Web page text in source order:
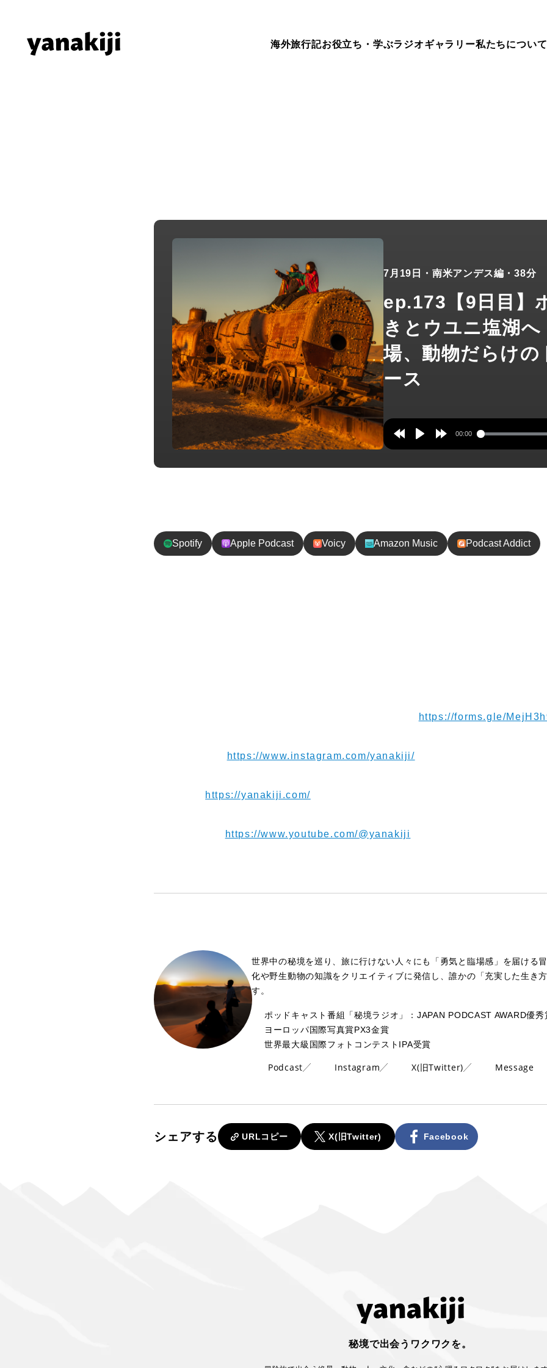
海外旅行記お役立ち・学ぶラジオギャラリー私たちについて
7月19日 ・南米アンデス編 ・38分
ep.173【9日目】
きとウユニ塩湖へ
場、動物だらけの
ース
RewindPlay Forward
00:00
Spotify Apple Podcast Voicy Amazon Music Podcast Addict
https://forms.gle/
https://www.instagram.com/yanakiji/
https://yanakiji.com/
https://www.youtube.com/@yanakiji
世界中の秘境を巡り、旅に行けない人々にも「勇気と臨場感」を届ける
化や野生動物の知識をクリエイティブに発信し、誰かの「充実した生き
す。
ポッドキャスト番組「秘境ラジオ」：JAPAN PODCAST AWARD優秀
ヨーロッパ国際写真賞PX3金賞
世界最大級国際フォトコンテストIPA受賞
Podcast Instagram X(旧Twitter) Message
シェアする URLコピー X(旧Twitter) Facebook
秘境で出会うワクワクを。